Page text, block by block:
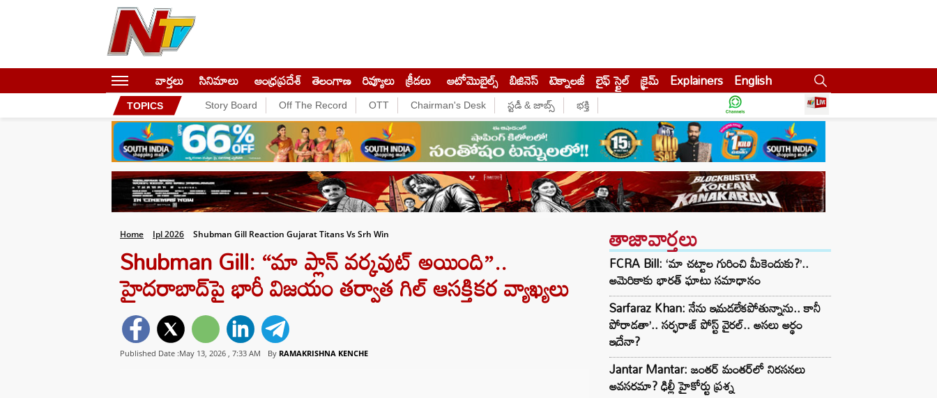
వార్తలు సినిమాలు ఆంధ్రప్రదేశ్ తెలంగాణ రివ్యూలు క్రీడలు ఆటోమొబైల్స్ బిజినెస్‌ టెక్నాలజీ లైఫ్ స్టైల్ క్రైమ్ Explainers English
TOPICS Story Board Off The Record OTT Chairman's Desk స్టడీ & జాబ్స్ భక్తి
Home Ipl 2026 Shubman Gill Reaction Gujarat Titans Vs Srh Win
Shubman Gill: “మా ప్లాన్ వర్కవుట్ అయింది”..
హైదరాబాద్‌పై భారీ విజయం తర్వాత గిల్ ఆసక్తికర వ్యాఖ్యలు
Published Date :May 13, 2026 , 7:33 AM By RAMAKRISHNA KENCHE
తాజావార్తలు
FCRA Bill: ‘మా చట్టాల గురించి మీకెందుకు?’..
అమెరికాకు భారత్ ఘాటు సమాధానం
Sarfaraz Khan: నేను ఇమడలేకపోతున్నాను.. కానీ
పోరాడతా’.. సర్ఫరాజ్ పోస్ట్ వైరల్.. అసలు అర్థం
ఇదేనా?
Jantar Mantar: జంతర్ మంతర్‌లో నిరసనలు
అవసరమా? ఢిల్లీ హైకోర్టు ప్రశ్న